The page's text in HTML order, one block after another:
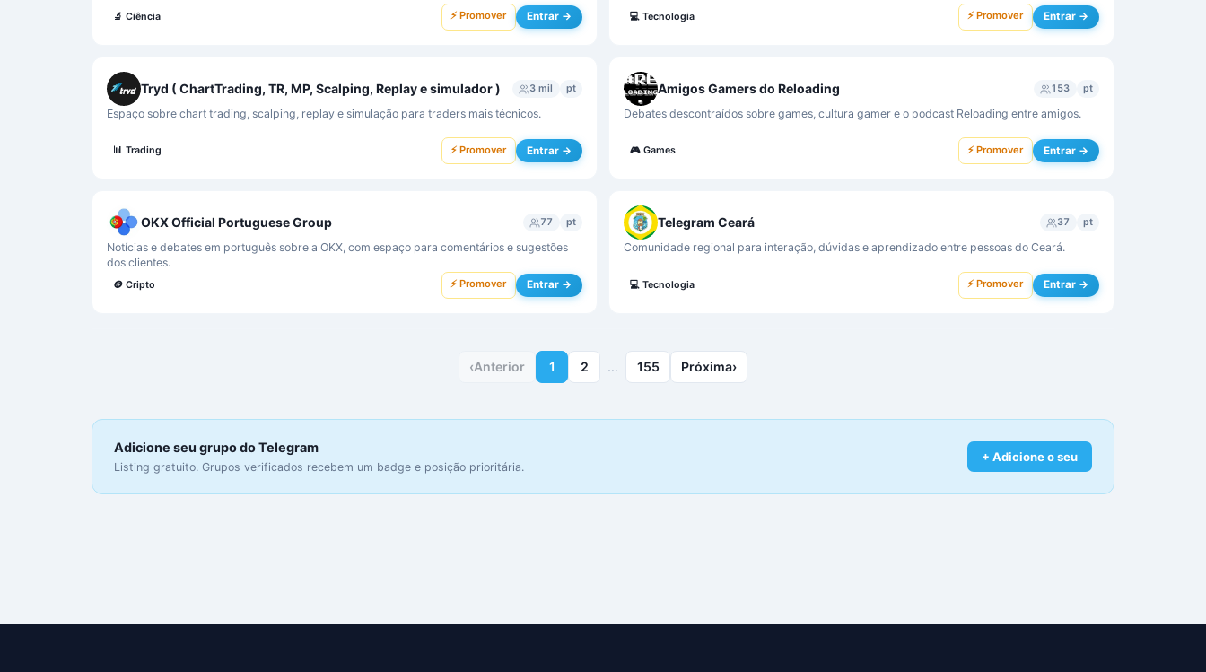
🔬 Ciência ⚡ Promover Entrar → 💻 Tecnologia ⚡ Promover Entrar →
Tryd ( ChartTrading, TR, MP, Scalping, Replay e simulador ) 3 mil pt
Espaço sobre chart trading, scalping, replay e simulação para traders mais técnicos.
📊 Trading ⚡ Promover Entrar →
Amigos Gamers do Reloading 153 pt
Debates descontraídos sobre games, cultura gamer e o podcast Reloading entre amigos.
🎮 Games ⚡ Promover Entrar →
OKX Official Portuguese Group 77 pt
Notícias e debates em português sobre a OKX, com espaço para comentários e sugestões
dos clientes.
🪙 Cripto ⚡ Promover Entrar →
Telegram Ceará 37 pt
Comunidade regional para interação, dúvidas e aprendizado entre pessoas do Ceará.
💻 Tecnologia ⚡ Promover Entrar →
‹Anterior 1 2 … 155 Próxima›
Adicione seu grupo do Telegram
Listing gratuito. Grupos verificados recebem um badge e posição prioritária.
+ Adicione o seu